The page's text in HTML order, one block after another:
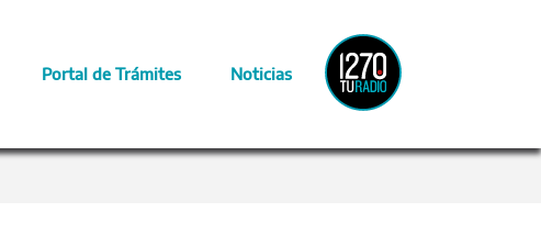
Portal de Trámites Noticias
Radio
Provincia